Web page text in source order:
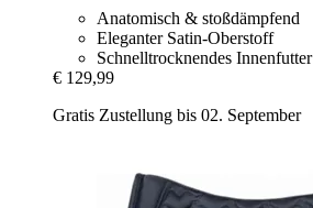
Anatomisch & stoßdämpfend
Eleganter Satin-Oberstoff
Schnelltrocknendes Innenfutter
€ 129,99
Gratis Zustellung bis 02. September